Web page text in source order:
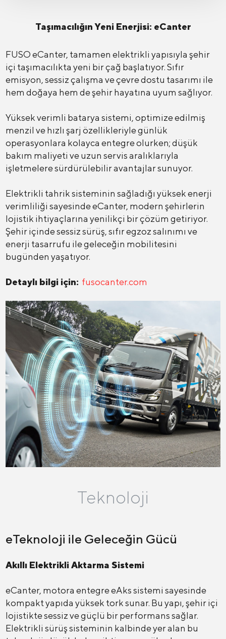
Taşımacılığın Yeni Enerjisi: eCanter
FUSO eCanter, tamamen elektrikli yapısıyla şehir
içi taşımacılıkta yeni bir çağ başlatıyor. Sıfır
emisyon, sessiz çalışma ve çevre dostu tasarımı ile
hem doğaya hem de şehir hayatına uyum sağlıyor.
Yüksek verimli batarya sistemi, optimize edilmiş
menzil ve hızlı şarj özellikleriyle günlük
operasyonlara kolayca entegre olurken; düşük
bakım maliyeti ve uzun servis aralıklarıyla
işletmelere sürdürülebilir avantajlar sunuyor.
Elektrikli tahrik sisteminin sağladığı yüksek enerji
verimliliği sayesinde eCanter, modern şehirlerin
lojistik ihtiyaçlarına yenilikçi bir çözüm getiriyor.
Şehir içinde sessiz sürüş, sıfır egzoz salınımı ve
enerji tasarrufu ile geleceğin mobilitesini
bugünden yaşatıyor.
Detaylı bilgi için: fusocanter.com
Teknoloji
eTeknoloji ile Geleceğin Gücü
Akıllı Elektrikli Aktarma Sistemi
eCanter, motora entegre eAks sistemi sayesinde
kompakt yapıda yüksek tork sunar. Bu yapı, şehir içi
lojistikte sessiz ve güçlü bir performans sağlar.
Elektrikli sürüş sisteminin kalbinde yer alan bu